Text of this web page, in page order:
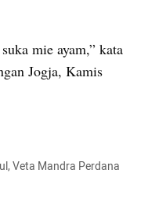
mie ayam,” kata
Jogja, Kamis
Veta Mandra Perdana